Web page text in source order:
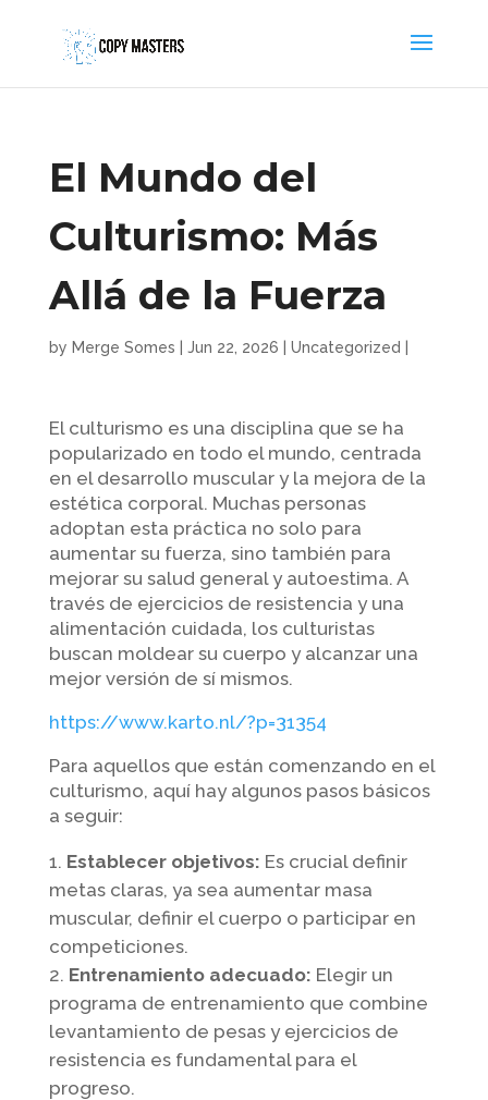
El Mundo del
Culturismo: Más
Allá de la Fuerza
by Merge Somes Jun 22, 2026 Uncategorized
El culturismo es una disciplina que se ha
popularizado en todo el mundo, centrada
en el desarrollo muscular y la mejora de la
estética corporal. Muchas personas
adoptan esta práctica no solo para
aumentar su fuerza, sino también para
mejorar su salud general y autoestima. A
través de ejercicios de resistencia y una
alimentación cuidada, los culturistas
buscan moldear su cuerpo y alcanzar una
mejor versión de sí mismos.
https://www.karto.nl/?p=31354
Para aquellos que están comenzando en el
culturismo, aquí hay algunos pasos básicos
a seguir:
Establecer objetivos: Es crucial definir
metas claras, ya sea aumentar masa
muscular, definir el cuerpo o participar en
competiciones.
Entrenamiento adecuado: Elegir un
programa de entrenamiento que combine
levantamiento de pesas y ejercicios de
resistencia es fundamental para el
progreso.